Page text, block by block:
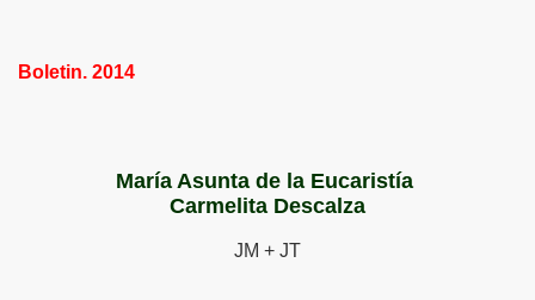
Boletin. 2014
María Asunta de la Eucaristía
Carmelita Descalza
JM + JT